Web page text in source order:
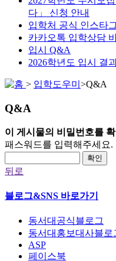
다」 신청 안내
입학처 공식 인스타
카카오톡 입학상담
입시 Q&A
2026학년도 입시 결
> 입학도우미 >Q&A
Q&A
이 게시물의 비밀번호를
패스워드를 입력해주세요.
확인
뒤로
블로그&SNS 바로가기
동서대공식블로그
동서대홍보대사블로
ASP
페이스북